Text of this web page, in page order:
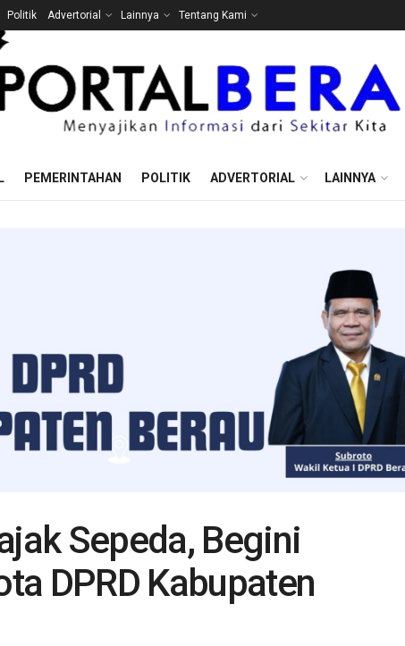
Politik Advertorial Lainnya Tentang Kami
PEMERINTAHAN POLITIK ADVERTORIAL LAINNYA
Sepeda, Begini
DPRD Kabupaten